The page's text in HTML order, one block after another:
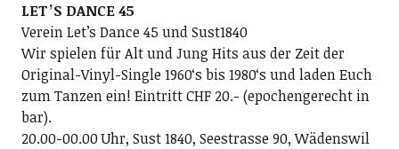
LETʼS DANCE 45
Verein Letʼs Dance 45 und Sust1840
Wir spielen für Alt und Jung Hits aus der Zeit der
Original-Vinyl-Single 1960ʻs bis 1980ʻs und laden Euch
zum Tanzen ein! Eintritt CHF 20.- (epochengerecht in
bar).
20.00-00.00 Uhr, Sust 1840, Seestrasse 90, Wädenswil